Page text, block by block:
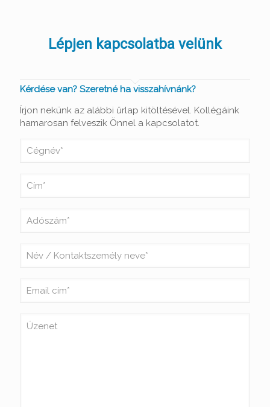
Lépjen kapcsolatba velünk
Kérdése van? Szeretné ha visszahívnánk?
Írjon nekünk az alábbi űrlap kitöltésével. Kollégáink
hamarosan felveszik Önnel a kapcsolatot.